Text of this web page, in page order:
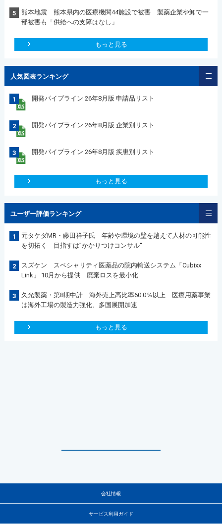
5
熊本地震 熊本県内の医療機関44施設で被害 製薬企業や卸で一
部被害も「供給への支障はなし」
もっと見る
人気図表ランキング
1 開発パイプライン 26年8月版 申請品リスト
2 開発パイプライン 26年8月版 企業別リスト
3 開発パイプライン 26年8月版 疾患別リスト
もっと見る
ユーザー評価ランキング
1
元タケダMR・藤田祥子氏 年齢や環境の壁を越えて人材の可能性
を切拓く 目指すは”かかりつけコンサル“
2
スズケン スペシャリティ医薬品の院内輸送システム「Cubixx
Link」 10月から提供 廃棄ロスを最小化
3
久光製薬・第8期中計 海外売上高比率60.0％以上 医療用薬事業
は海外工場の製造力強化、多国展開加速
もっと見る
会社情報
サービス利用ガイド